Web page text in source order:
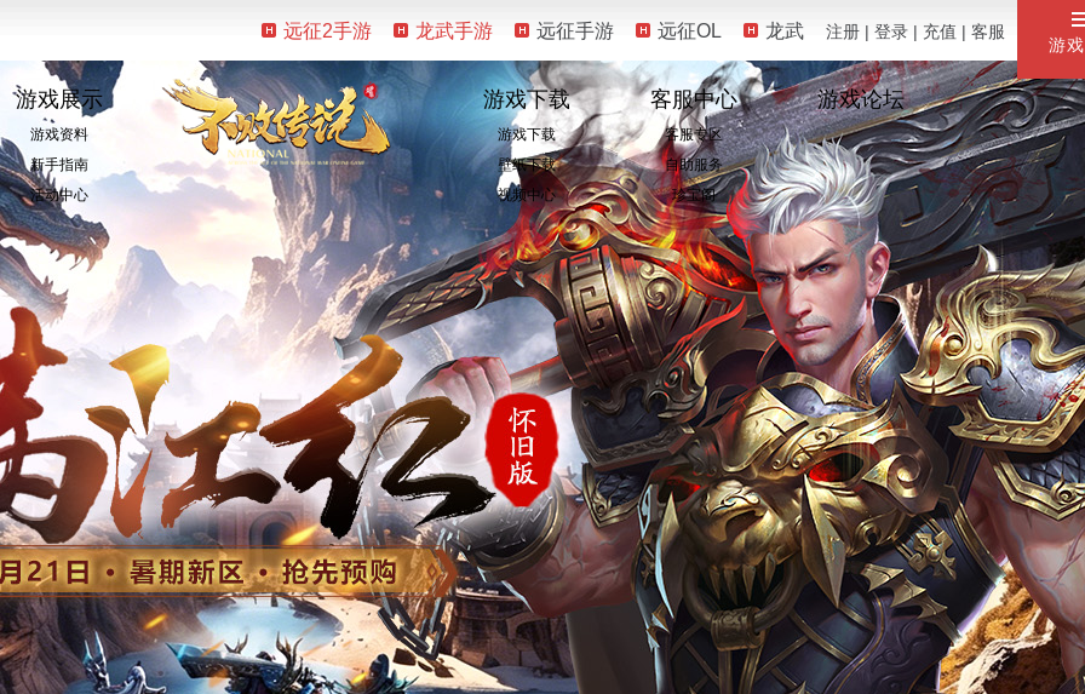
游
远征2手游 龙武手游 远征手游 远征OL 龙武 注册 | 登录 | 充值 | 客服
游戏展示
游戏资料
新手指南
活动中心
游戏下载
游戏下载
壁纸下载
视频中心
客服中心
客服专区
自助服务
珍宝阁
游戏论坛